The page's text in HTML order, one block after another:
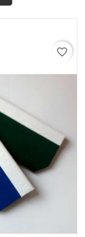
favorite_border